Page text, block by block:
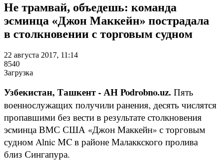
Не трамвай, объедешь: команда
эсминца «Джон Маккейн» пострадала
в столкновении с торговым судном
22 августа 2017, 11:14
8540
Загрузка
Узбекистан, Ташкент - АН Podrobno.uz. Пять
военнослужащих получили ранения, десять числятся
пропавшими без вести в результате столкновения
эсминца ВМС США «Джон Маккейн» с торговым
судном Alnic MC в районе Малаккского пролива
близ Сингапура.